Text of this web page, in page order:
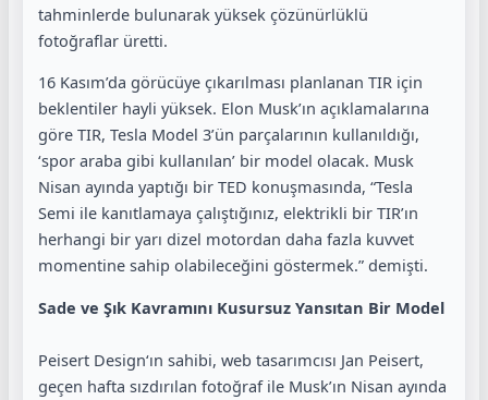
tahminlerde bulunarak yüksek çözünürlüklü
fotoğraflar üretti.
16 Kasım’da görücüye çıkarılması planlanan TIR için
beklentiler hayli yüksek. Elon Musk’ın açıklamalarına
göre TIR, Tesla Model 3’ün parçalarının kullanıldığı,
‘spor araba gibi kullanılan’ bir model olacak. Musk
Nisan ayında yaptığı bir TED konuşmasında, “Tesla
Semi ile kanıtlamaya çalıştığınız, elektrikli bir TIR’ın
herhangi bir yarı dizel motordan daha fazla kuvvet
momentine sahip olabileceğini göstermek.” demişti.
Sade ve Şık Kavramını Kusursuz Yansıtan Bir Model
Peisert Design‘ın sahibi, web tasarımcısı Jan Peisert,
geçen hafta sızdırılan fotoğraf ile Musk’ın Nisan ayında